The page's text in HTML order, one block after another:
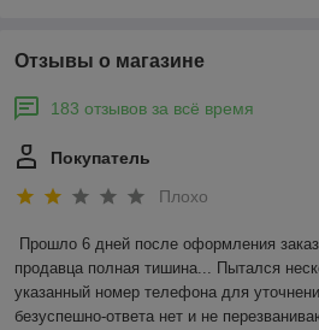
Отзывы о магазине
183 отзывов за всё время
Покупатель
Плохо
Прошло 6 дней после оформления
продавца полная тишина... Пытался
указанный номер телефона для
безуспешно-ответа нет и не